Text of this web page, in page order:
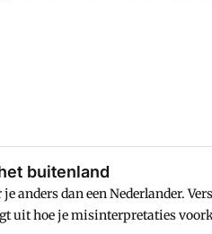
buitenland
anders dan een Nederlander.
uit hoe je misinterpretaties